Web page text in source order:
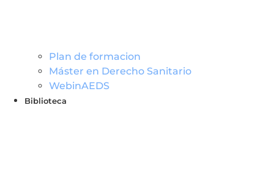
Plan de formacion
Máster en Derecho Sanitario
WebinAEDS
Biblioteca